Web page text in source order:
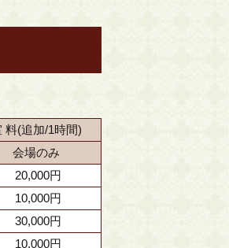
料(追加/1時間)
会場のみ
20,000円
10,000円
30,000円
10,000円